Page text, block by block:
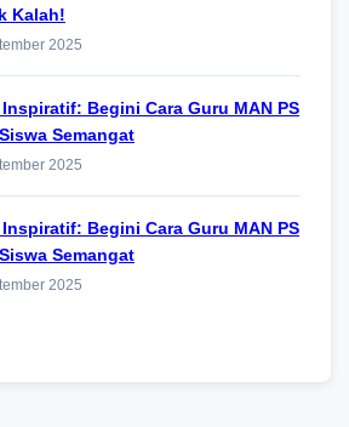
Kalah!
2025
Begini Cara Guru MAN PS
Semangat
2025
Begini Cara Guru MAN PS
Semangat
2025